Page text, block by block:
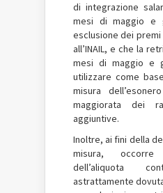
di integrazione
mesi di maggio e
esclusione dei
all’INAIL, e che la
mesi di maggio e
utilizzare come
misura
maggiorata dei
aggiuntive.
Inoltre, ai fini della
misura,
dell’aliquota
astrattamente